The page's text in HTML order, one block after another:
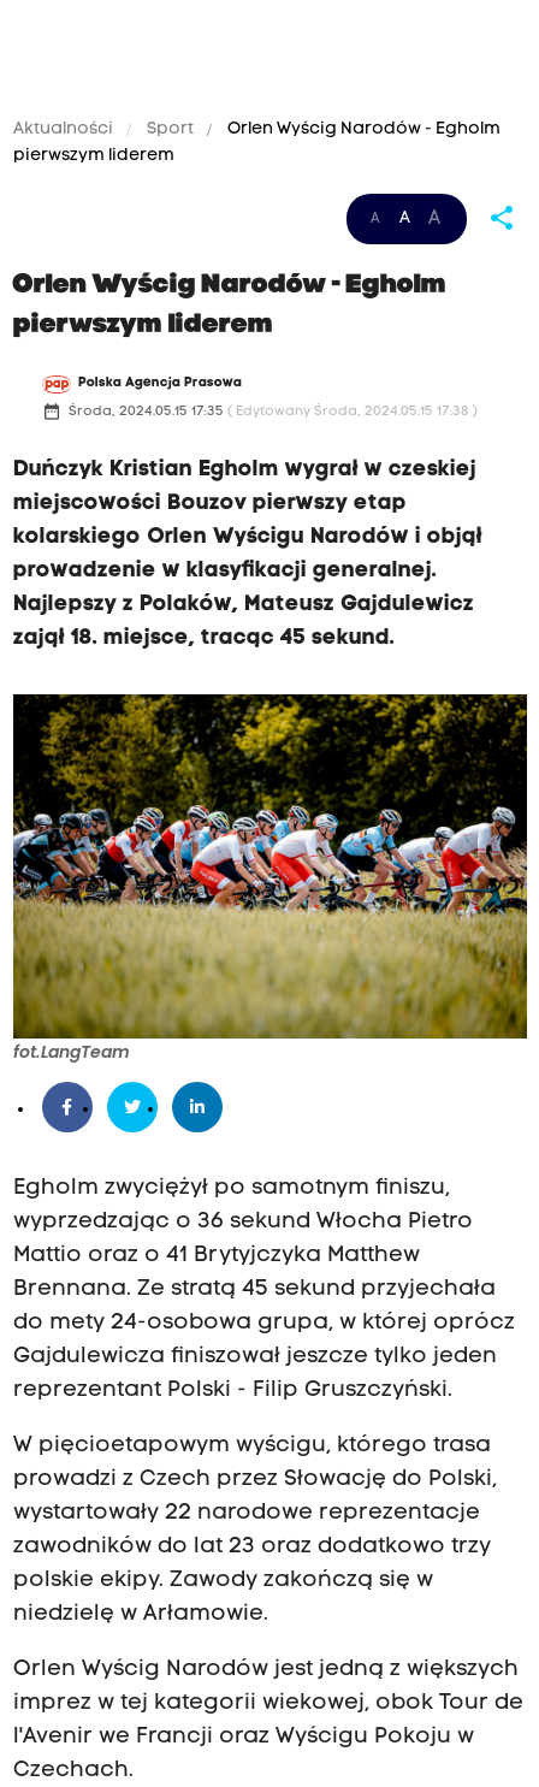
Aktualności Sport
Orlen Wyścig Narodów - Egholm
pierwszym liderem
A A A share
Orlen Wyścig Narodów - Egholm
pierwszym liderem
Polska Agencja Prasowa
date_range Środa, 2024.05.15 17:35 ( Edytowany Środa, 2024.05.15 17:38 )
Duńczyk Kristian Egholm wygrał w czeskiej
miejscowości Bouzov pierwszy etap
kolarskiego Orlen Wyścigu Narodów i objął
prowadzenie w klasyfikacji generalnej.
Najlepszy z Polaków, Mateusz Gajdulewicz
zajął 18. miejsce, tracąc 45 sekund.
fot.LangTeam
Egholm zwyciężył po samotnym finiszu,
wyprzedzając o 36 sekund Włocha Pietro
Mattio oraz o 41 Brytyjczyka Matthew
Brennana. Ze stratą 45 sekund przyjechała
do mety 24-osobowa grupa, w której oprócz
Gajdulewicza finiszował jeszcze tylko jeden
reprezentant Polski - Filip Gruszczyński.
W pięcioetapowym wyścigu, którego trasa
prowadzi z Czech przez Słowację do Polski,
wystartowały 22 narodowe reprezentacje
zawodników do lat 23 oraz dodatkowo trzy
polskie ekipy. Zawody zakończą się w
niedzielę w Arłamowie.
Orlen Wyścig Narodów jest jedną z większych
imprez w tej kategorii wiekowej, obok Tour de
l'Avenir we Francji oraz Wyścigu Pokoju w
Czechach.